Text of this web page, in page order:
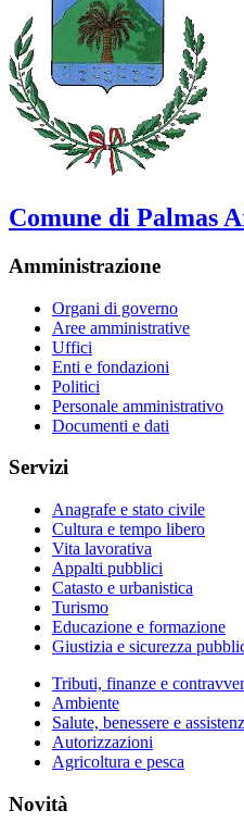
Comune di Palmas
Amministrazione
Organi di governo
Aree amministrative
Uffici
Enti e fondazioni
Politici
Personale amministrativo
Documenti e dati
Servizi
Anagrafe e stato civile
Cultura e tempo libero
Vita lavorativa
Appalti pubblici
Catasto e urbanistica
Turismo
Educazione e formazione
Giustizia e sicurezza
Tributi, finanze e
Ambiente
Salute, benessere e
Autorizzazioni
Agricoltura e pesca
Novità